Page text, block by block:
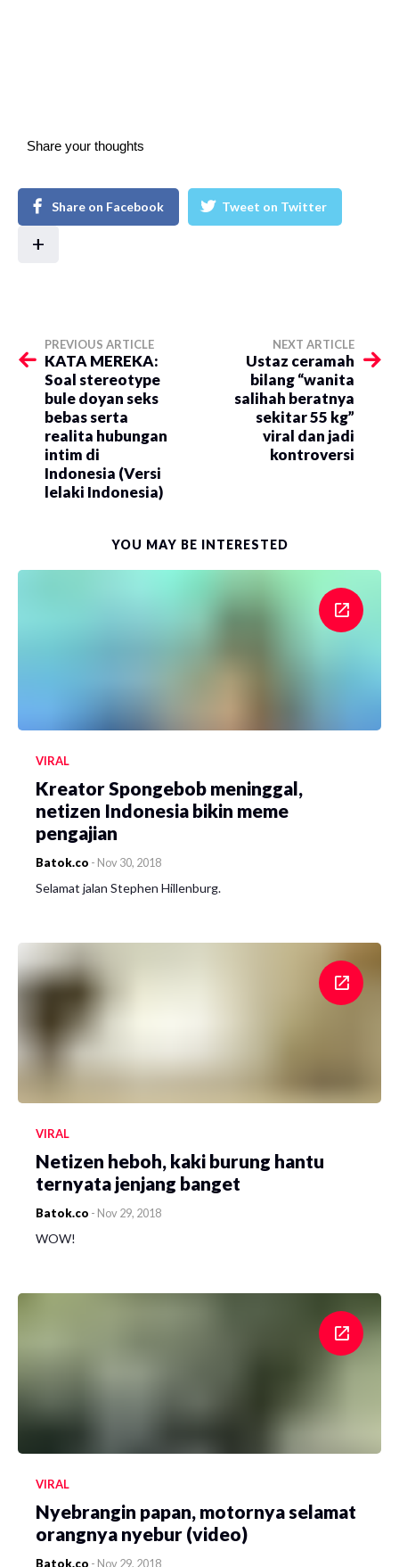
Share your thoughts
Share on Facebook Tweet on Twitter
+
PREVIOUS ARTICLE
KATA MEREKA:
Soal stereotype
bule doyan seks
bebas serta
realita hubungan
intim di
Indonesia (Versi
lelaki Indonesia)
NEXT ARTICLE
Ustaz ceramah
bilang “wanita
salihah beratnya
sekitar 55 kg”
viral dan jadi
kontroversi
YOU MAY BE INTERESTED
VIRAL
Kreator Spongebob meninggal,
netizen Indonesia bikin meme
pengajian
Batok.co - Nov 30, 2018
Selamat jalan Stephen Hillenburg.
VIRAL
Netizen heboh, kaki burung hantu
ternyata jenjang banget
Batok.co - Nov 29, 2018
WOW!
VIRAL
Nyebrangin papan, motornya selamat
orangnya nyebur (video)
Batok.co - Nov 29, 2018